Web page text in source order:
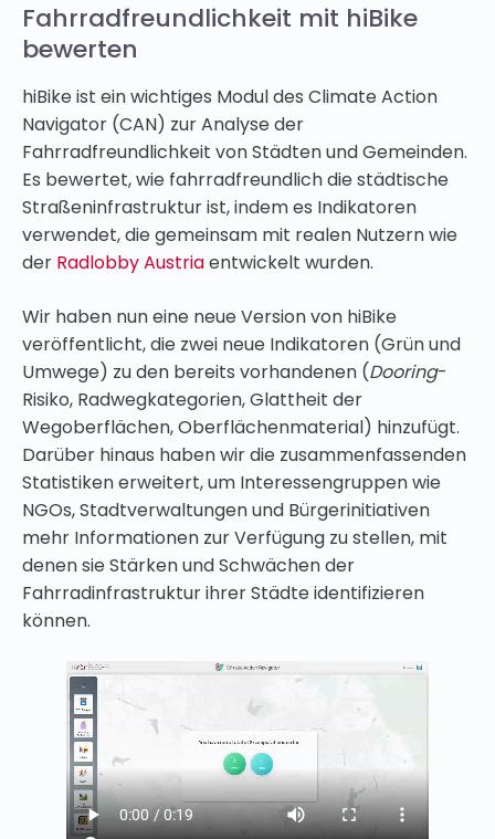
Fahrradfreundlichkeit mit hiBike
bewerten
hiBike ist ein wichtiges Modul des Climate Action
Navigator (CAN) zur Analyse der
Fahrradfreundlichkeit von Städten und Gemeinden.
Es bewertet, wie fahrradfreundlich die städtische
Straßeninfrastruktur ist, indem es Indikatoren
verwendet, die gemeinsam mit realen Nutzern wie
der Radlobby Austriaentwickelt wurden.
Wir haben nun eine neue Version von hiBike
veröffentlicht, die zwei neue Indikatoren (Grün und
Umwege) zu den bereits vorhandenen (Dooring-
Risiko, Radwegkategorien, Glattheit der
Wegoberflächen, Oberflächenmaterial) hinzufügt.
Darüber hinaus haben wir die zusammenfassenden
Statistiken erweitert, um Interessengruppen wie
NGOs, Stadtverwaltungen und Bürgerinitiativen
mehr Informationen zur Verfügung zu stellen, mit
denen sie Stärken und Schwächen der
Fahrradinfrastruktur ihrer Städte identifizieren
können.